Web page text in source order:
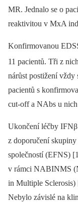
MR. Jednalo se o
reaktivitou v MxA
Konfirmovanou
11 pacientů. Tři z
nárůst postižení vždy
pacientů s
cut-off a NAbs u
Ukončení léčby
z doporučení
společností (EFNS)
v rámci NABINMS
in Multiple Sclerosis)
Nebylo závislé na